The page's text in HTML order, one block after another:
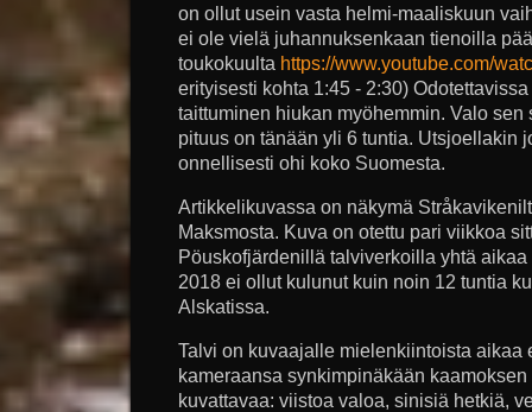
on ollut usein vasta helmi-maaliskuun
ei ole vielä juhannuksenkaan tienoilla
toukokuulta https://www.youtube.com/
erityisesti kohta 1:45 - 2:30)
taittuminen hiukan myöhemmin. Valo
pituus on tänään yli 6 tuntia. Utsjoellakin
onnellisesti ohi koko Suomesta.
Artikkelikuvassa on näkymä
Maksmosta. Kuva on otettu pari viikkoa
Pöuskofjärdenillä talviverkoilla yhtä
2018 ei ollut kulunut kuin noin 12 tuntia
Alskatissa.
Talvi on kuvaajalle mielenkiintoista aikaa
kameraansa synkimpinäkään
kuvattavaa: viistoa valoa, sinisiä hetkiä,